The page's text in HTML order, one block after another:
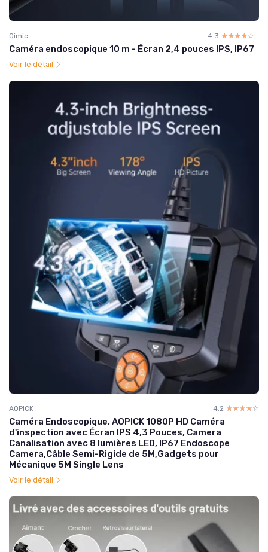
Qimic 4.3 ☆☆☆☆☆
★★★★★
Caméra endoscopique 10 m - Écran 2,4 pouces IPS, IP67
Voir le détail
AOPICK 4.2 ☆☆☆☆☆
★★★★★
Caméra Endoscopique, AOPICK 1080P HD Caméra
d'inspection avec Écran IPS 4,3 Pouces, Camera
Canalisation avec 8 lumières LED, IP67 Endoscope
Camera,Câble Semi-Rigide de 5M,Gadgets pour
Mécanique 5M Single Lens
Voir le détail